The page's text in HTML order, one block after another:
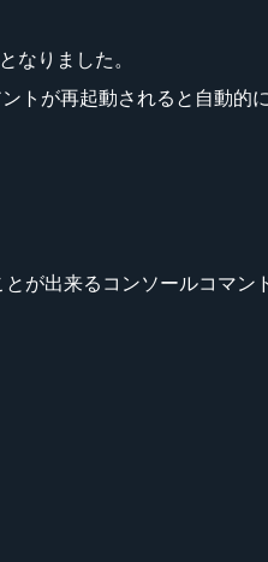
なりました。
トが再起動されると自動的
とが出来るコンソールコマン